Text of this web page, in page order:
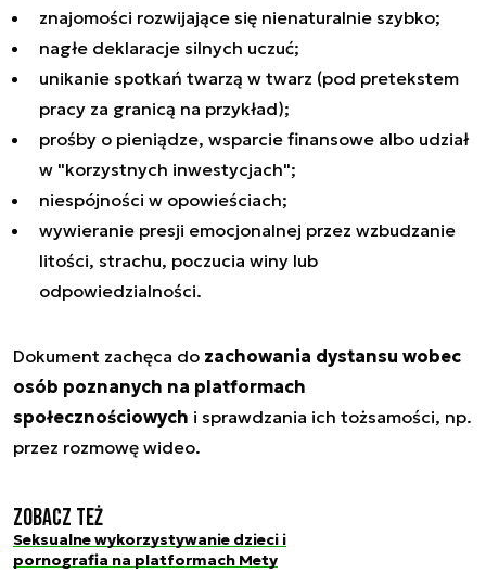
znajomości rozwijające się nienaturalnie szybko;
nagłe deklaracje silnych uczuć;
unikanie spotkań twarzą w twarz (pod pretekstem
pracy za granicą na przykład);
prośby o pieniądze, wsparcie finansowe albo udział
w "korzystnych inwestycjach";
niespójności w opowieściach;
wywieranie presji emocjonalnej przez wzbudzanie
litości, strachu, poczucia winy lub
odpowiedzialności.
Dokument zachęca do zachowania dystansu wobec
osób poznanych na platformach
społecznościowych i sprawdzania ich tożsamości, np.
przez rozmowę wideo.
Zobacz też
Seksualne wykorzystywanie dzieci i
pornografia na platformach Mety